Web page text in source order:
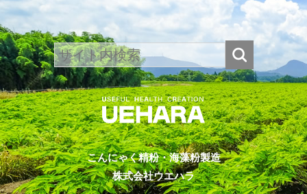
こんにゃく精粉・海藻粉製造
株式会社ウエハラ